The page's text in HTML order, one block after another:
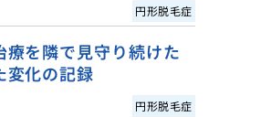
円形脱毛症
療を隣で見守り続けた
変化の記録
円形脱毛症